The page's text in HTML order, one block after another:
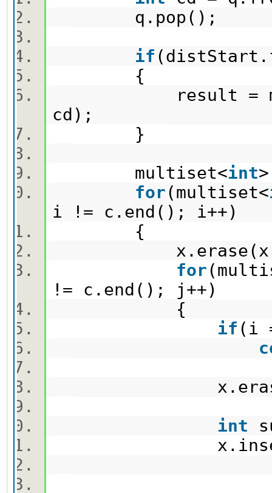
q.pop();
if
{
result =
cd);
}
multiset<int
for(multiset<
i != c.end(); i++)
{
for
!= c.end(); j++)
{
if (i
int